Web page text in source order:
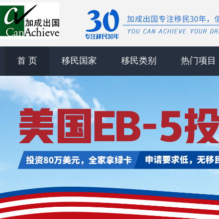
首 页 移民国家 移民类别 热门项目